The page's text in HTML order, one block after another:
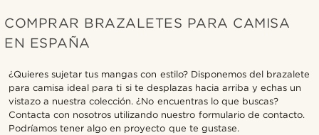
COMPRAR BRAZALETES PARA CAMISA
EN ESPAÑA
¿Quieres sujetar tus mangas con estilo? Disponemos del brazalete
para camisa ideal para ti si te desplazas hacia arriba y echas un
vistazo a nuestra colección. ¿No encuentras lo que buscas?
Contacta con nosotros utilizando nuestro formulario de contacto.
Podríamos tener algo en proyecto que te gustase.